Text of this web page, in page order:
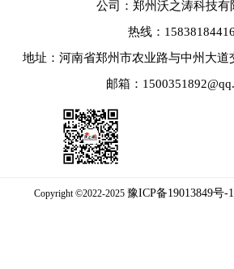
公司：郑州沃之涛科技有
热线：15838184416
地址：河南省郑州市农业路与中州大道
邮箱：
Copyright ©2022-2025 豫ICP备19013849号-1